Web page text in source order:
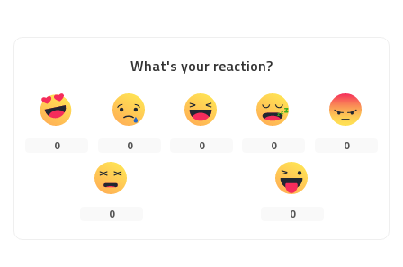
What's your reaction?
0 0 0 0 0
0 0